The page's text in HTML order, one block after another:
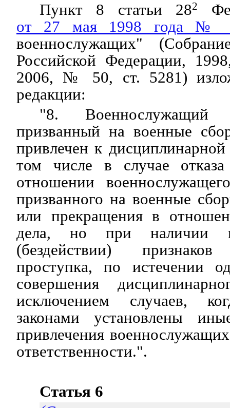
Пункт 8 статьи 282
от 27 мая 1998 года №
военнослужащих" (Собрание
Российской Федерации,
2006, № 50, ст. 5281)
редакции:
"8. Военнослужащий
призванный на военные
привлечен к дисциплинарной
том числе в случае
отношении
призванного на военные
или прекращения в
дела, но при наличии
(бездействии) признаков
проступка, по истечении
совершения
исключением случаев,
законами установлены
привлечения
ответственности.".
Статья 6